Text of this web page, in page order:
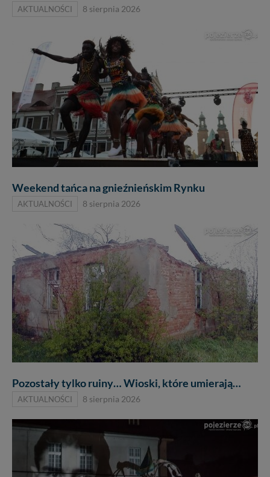
AKTUALNOŚCI 8 sierpnia 2026
Weekend tańca na gnieźnieńskim Rynku
AKTUALNOŚCI 8 sierpnia 2026
Pozostały tylko ruiny… Wioski, które umierają…
AKTUALNOŚCI 8 sierpnia 2026